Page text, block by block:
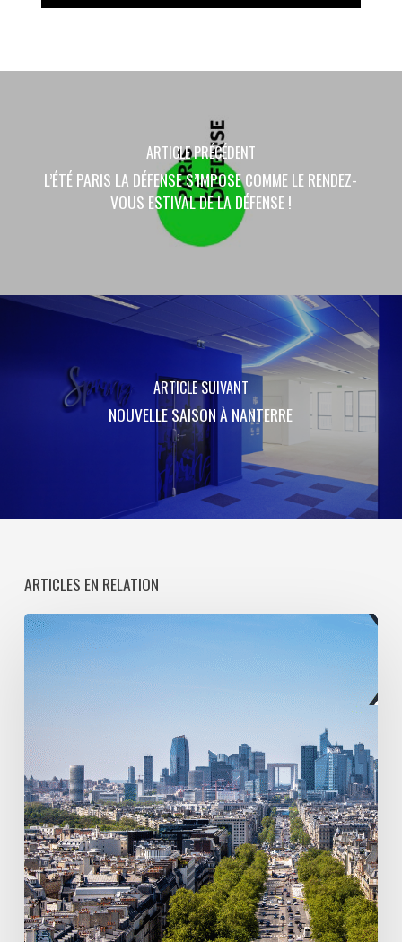
ARTICLE PRÉCÉDENT
L’ÉTÉ PARIS LA DÉFENSE S’IMPOSE COMME LE RENDEZ-
VOUS ESTIVAL DE LA DÉFENSE !
ARTICLE SUIVANT
NOUVELLE SAISON À NANTERRE
ARTICLES EN RELATION
Paris
La
consultation
pour
l’entretien
et
la
valorisation
de
son
patrimoine